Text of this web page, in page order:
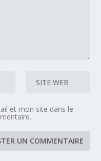
et mon site dans le